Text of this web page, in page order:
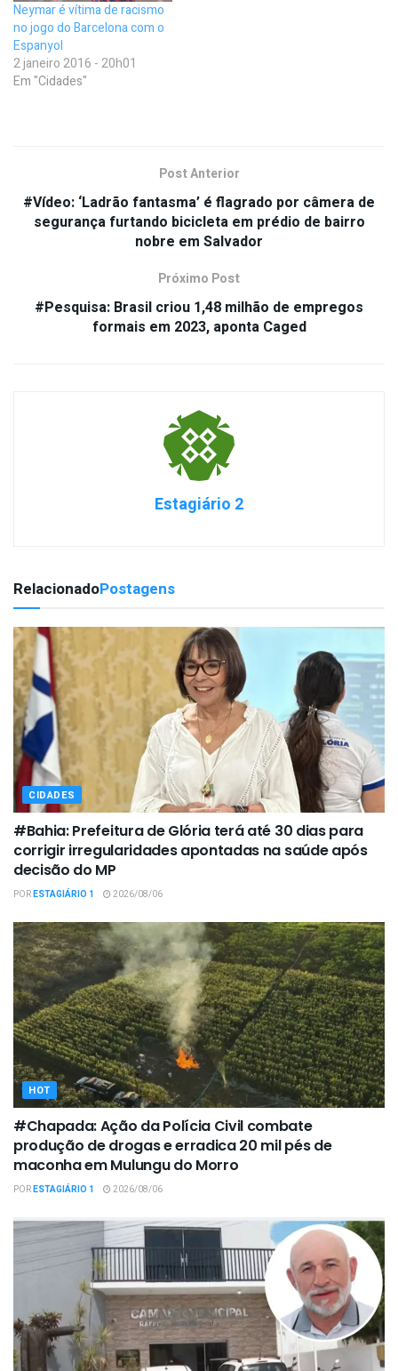
Neymar é vítima de racismo
no jogo do Barcelona com o
Espanyol
2 janeiro 2016 - 20h01
Em "Cidades"
Post Anterior
#Vídeo: ‘Ladrão fantasma’ é flagrado por câmera de
segurança furtando bicicleta em prédio de bairro
nobre em Salvador
Próximo Post
#Pesquisa: Brasil criou 1,48 milhão de empregos
formais em 2023, aponta Caged
Estagiário 2
RelacionadoPostagens
CIDADES
#Bahia: Prefeitura de Glória terá até 30 dias para
corrigir irregularidades apontadas na saúde após
decisão do MP
PORESTAGIÁRIO 1 2026/08/06
HOT
#Chapada: Ação da Polícia Civil combate
produção de drogas e erradica 20 mil pés de
maconha em Mulungu do Morro
PORESTAGIÁRIO 1 2026/08/06